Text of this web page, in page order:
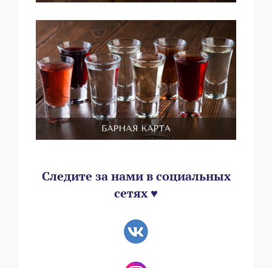
Следите за нами в социальных
сетях ♥